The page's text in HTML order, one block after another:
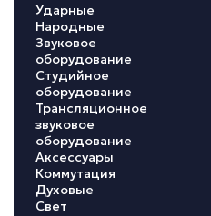
Ударные
Народные
Звуковое
оборудование
Студийное
оборудование
Трансляционное
звуковое
оборудование
Аксессуары
Коммутация
Духовые
Свет